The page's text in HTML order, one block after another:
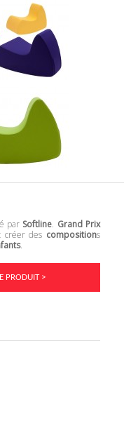
par Softline. Grand Prix
créer des compositions
.
PRODUIT >